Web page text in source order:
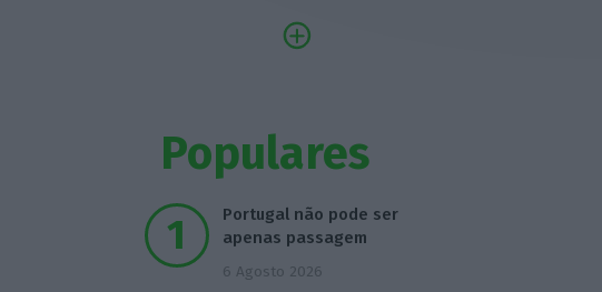
Populares
Portugal não pode ser
apenas passagem
6 Agosto 2026